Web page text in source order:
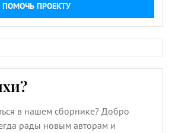
ПОМОЧЬ ПРОЕКТУ
в нашем сборнике? Добро
рады новым авторам и